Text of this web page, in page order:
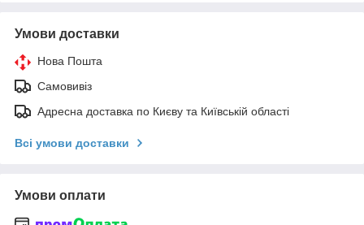
Умови доставки
Нова Пошта
Самовивіз
Адресна доставка по Києву та Київській області
Всі умови доставки
Умови оплати